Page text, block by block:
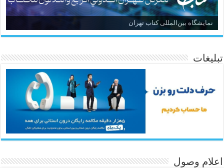
نمایشگاه بین‌المللی کتاب تهران
تبلیغات
اعلام وصول